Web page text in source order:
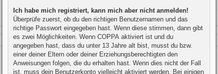
Ich habe mich registriert, kann mich aber nicht anmelden!
Überprüfe zuerst, ob du den richtigen Benutzernamen und das
richtige Passwort eingegeben hast. Wenn diese stimmen, dann gibt
es zwei Möglichkeiten. Wenn COPPA aktiviert ist und du
angegeben hast, dass du unter 13 Jahre alt bist, musst du bzw.
einer deiner Eltern oder deiner Erziehungsberechtigten den
Anweisungen folgen, die du erhalten hast. Wenn dies nicht der Fall
ist, muss dein Benutzerkonto vielleicht aktiviert werden. Bei einigen